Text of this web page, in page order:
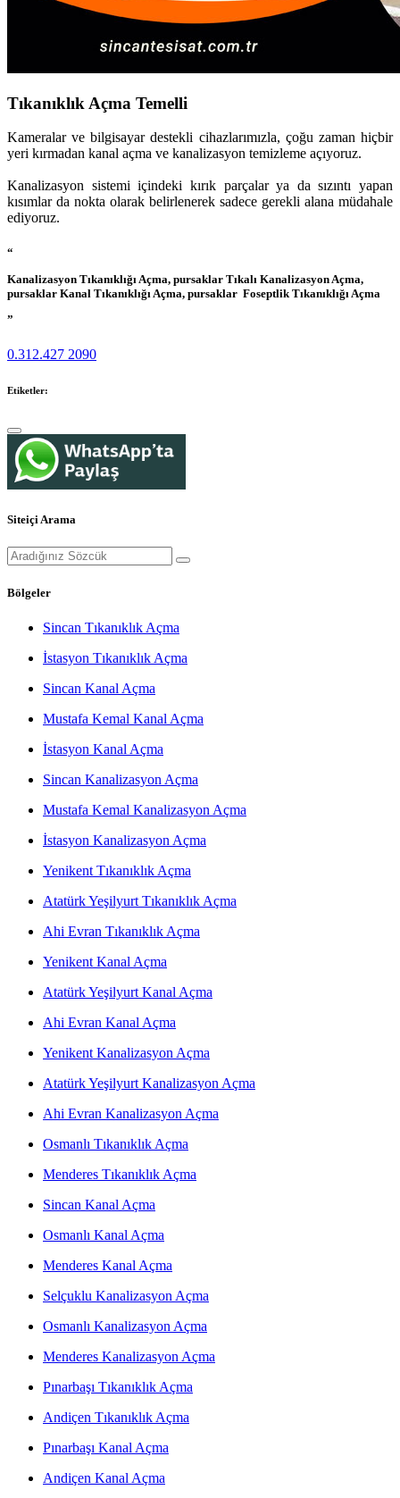
Tıkanıklık Açma Temelli
Kameralar ve bilgisayar destekli cihazlarımızla, çoğu zaman hiçbir
yeri kırmadan kanal açma ve kanalizasyon temizleme açıyoruz.
Kanalizasyon sistemi içindeki kırık parçalar ya da sızıntı yapan
kısımlar da nokta olarak belirlenerek sadece gerekli alana müdahale
ediyoruz.
“
Kanalizasyon Tıkanıklığı Açma, pursaklar Tıkalı Kanalizasyon Açma,
pursaklar Kanal Tıkanıklığı Açma, pursaklar Foseptlik Tıkanıklığı Açma
”
0.312.427 2090
Etiketler:
Siteiçi Arama
Bölgeler
Sincan Tıkanıklık Açma
İstasyon Tıkanıklık Açma
Sincan Kanal Açma
Mustafa Kemal Kanal Açma
İstasyon Kanal Açma
Sincan Kanalizasyon Açma
Mustafa Kemal Kanalizasyon Açma
İstasyon Kanalizasyon Açma
Yenikent Tıkanıklık Açma
Atatürk Yeşilyurt Tıkanıklık Açma
Ahi Evran Tıkanıklık Açma
Yenikent Kanal Açma
Atatürk Yeşilyurt Kanal Açma
Ahi Evran Kanal Açma
Yenikent Kanalizasyon Açma
Atatürk Yeşilyurt Kanalizasyon Açma
Ahi Evran Kanalizasyon Açma
Osmanlı Tıkanıklık Açma
Menderes Tıkanıklık Açma
Sincan Kanal Açma
Osmanlı Kanal Açma
Menderes Kanal Açma
Selçuklu Kanalizasyon Açma
Osmanlı Kanalizasyon Açma
Menderes Kanalizasyon Açma
Pınarbaşı Tıkanıklık Açma
Andiçen Tıkanıklık Açma
Pınarbaşı Kanal Açma
Andiçen Kanal Açma